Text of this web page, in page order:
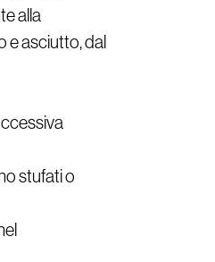
alla
e asciutto, dal
stufati o